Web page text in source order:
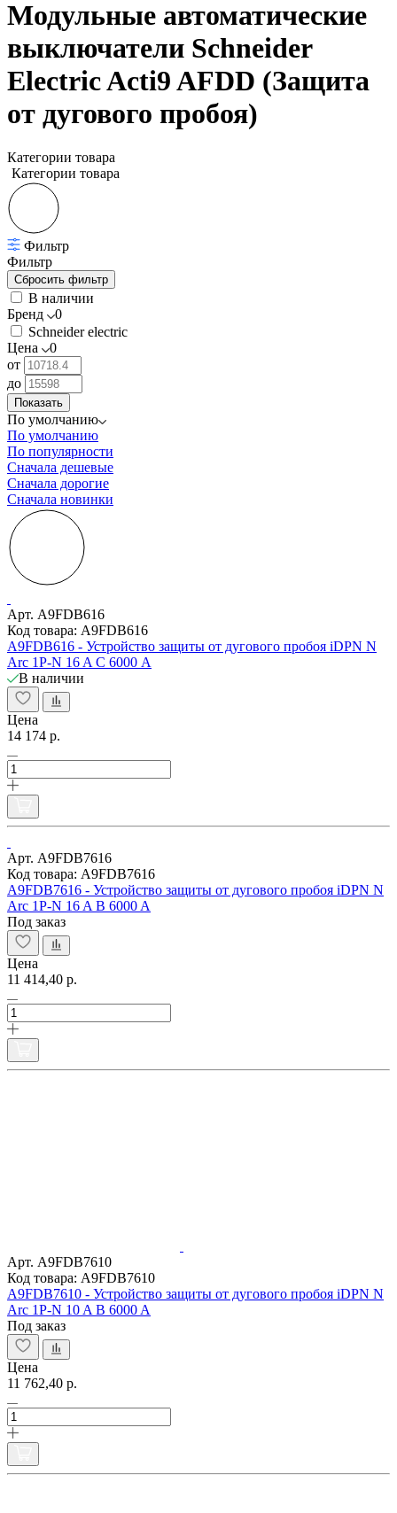
Модульные автоматические
выключатели Schneider
Electric Acti9 AFDD (Защита
от дугового пробоя)
Категории товара
Категории товара
Фильтр
Фильтр
В наличии
Бренд
0
Schneider electric
Цена
0
от
до
Показать
По умолчанию
По умолчанию
По популярности
Сначала дешевые
Сначала дорогие
Сначала новинки
Арт. A9FDB616
Код товара: A9FDB616
A9FDB616 - Устройство защиты от дугового пробоя iDPN N
Arc 1P-N 16 A С 6000 A
В наличии
Цена
14 174 р.
Арт. A9FDB7616
Код товара: A9FDB7616
A9FDB7616 - Устройство защиты от дугового пробоя iDPN N
Arc 1P-N 16 A B 6000 A
Под заказ
Цена
11 414,40 р.
Арт. A9FDB7610
Код товара: A9FDB7610
A9FDB7610 - Устройство защиты от дугового пробоя iDPN N
Arc 1P-N 10 A B 6000 A
Под заказ
Цена
11 762,40 р.